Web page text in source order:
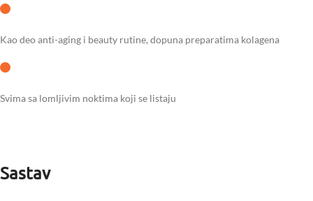
Kao deo anti-aging i beauty rutine, dopuna preparatima kolagena
Svima sa lomljivim noktima koji se listaju
Sastav